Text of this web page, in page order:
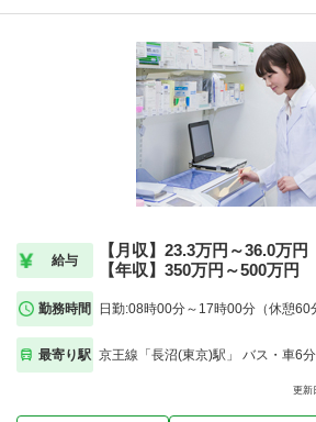
給与
【月収】23.3万円～36.0万円
【年収】350万円～500万円
勤務時間 日勤:08時00分～17時00分（休憩60
最寄り駅 京王線「長沼(東京)駅」 バス・車6分
更新